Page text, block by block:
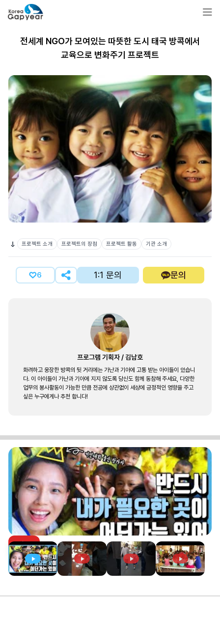
전세계 NGO가 모여있는 따뜻한 도시 태국 방콕에서
교육으로 변화주기 프로젝트
프로젝트 소개 프로젝트의 장점 프로젝트 활동 기관 소개
6 1:1 문의 문의
프로그램 기획자 /김남호
화려하고 웅장한 방콕의 뒷 거리에는 가난과 기아에 고통 받는 아이들이 있습니
다. 이 아이들이 가난과 기아에 지지 않도록 당신도 함께 동참해 주세요, 다양한
업무의 봉사활동이 가능한 만큼 전공에 상관없이 세상에 긍정적인 영향을 주고
싶은 누구에게나 추천 합니다!